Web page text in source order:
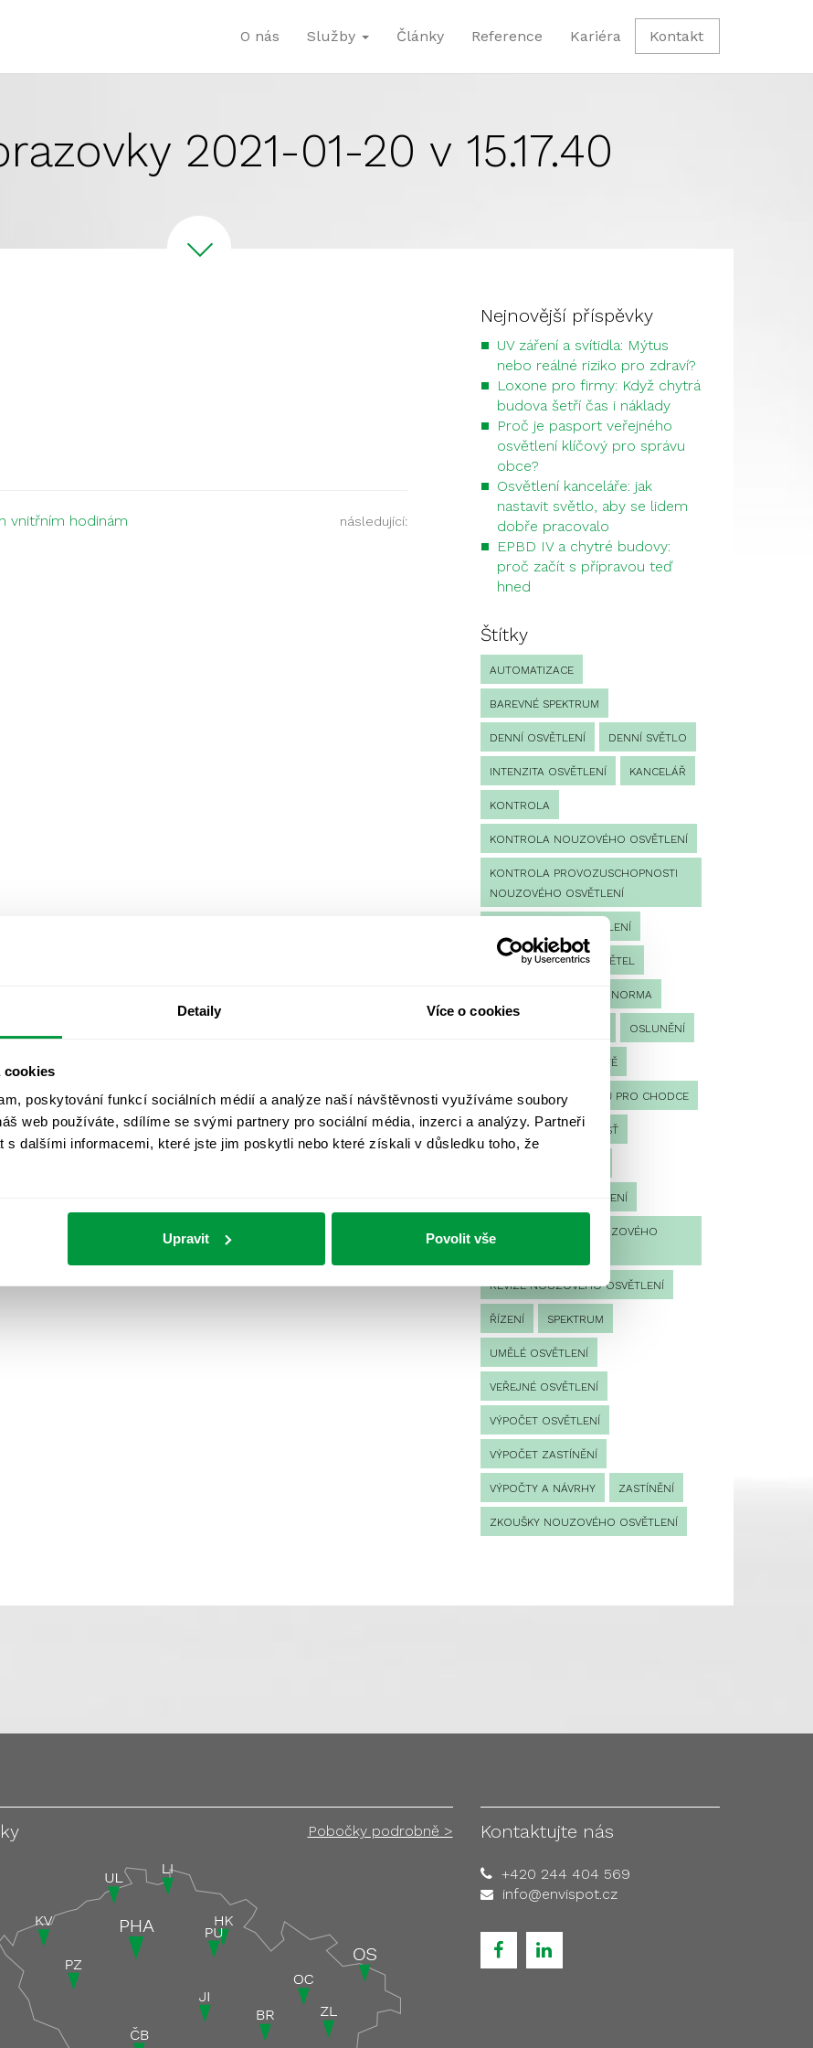
Detaily Více o cookies
cookies
poskytování funkcí sociálních médií a analýze naší návštěvnosti využíváme soubory
web používáte, sdílíme se svými partnery pro sociální média, inzerci a analýzy. Partneři
s dalšími informacemi, které jste jim poskytli nebo které získali v důsledku toho, že
Upravit Povolit vše
O nás Služby Články Reference Kariéra Kontakt
2021-01-20 v 15.17.40
vnitřním hodinám následující:
Nejnovější příspěvky
UV záření a svítidla: Mýtus
nebo reálné riziko pro zdraví?
Loxone pro firmy: Když chytrá
budova šetří čas i náklady
Proč je pasport veřejného
osvětlení klíčový pro správu
obce?
Osvětlení kanceláře: jak
nastavit světlo, aby se lidem
dobře pracovalo
EPBD IV a chytré budovy:
proč začít s přípravou teď
hned
Štítky
AUTOMATIZACE
BAREVNÉ SPEKTRUM
DENNÍ OSVĚTLENÍ DENNÍ SVĚTLO
INTENZITA OSVĚTLENÍ KANCELÁŘ
KONTROLA
KONTROLA NOUZOVÉHO OSVĚTLENÍ
KONTROLA PROVOZUSCHOPNOSTI
NOUZOVÉHO OSVĚTLENÍ
LED NOUZOVÉ OSVĚTLENÍ
MĚŘENÍ MĚŘENÍ SVĚTEL
NORMA
OSLUNĚNÍ
OSVĚTLENÍ PRACOVIŠTĚ
OSVĚTLENÍ PŘECHODŮ PRO CHODCE
OSVĚTLENÍ SPORTOVIŠŤ
PROTIPANICKÉ OSVĚTLENÍ
PROVOZNÍ DENÍK NOUZOVÉHO
REVIZE NOUZOVÉHO OSVĚTLENÍ
ŘÍZENÍ SPEKTRUM
UMĚLÉ OSVĚTLENÍ
VEŘEJNÉ OSVĚTLENÍ
VÝPOČET OSVĚTLENÍ
VÝPOČET ZASTÍNĚNÍ
VÝPOČTY A NÁVRHY ZASTÍNĚNÍ
ZKOUŠKY NOUZOVÉHO OSVĚTLENÍ
Pobočky podrobně > Kontaktujte nás
+420 244 404 569
info@envispot.cz